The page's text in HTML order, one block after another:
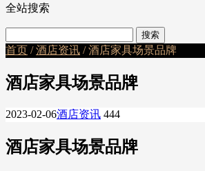
全站搜索
首页 /酒店资讯 / 酒店家具场景品牌
酒店家具场景品牌
2023-02-06酒店资讯 444
酒店家具场景品牌